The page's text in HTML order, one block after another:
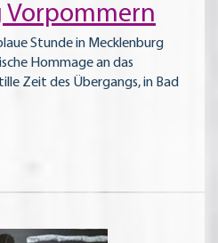
Stunde in Mecklenburg
Hommage an das
Zeit des Übergangs, in Bad